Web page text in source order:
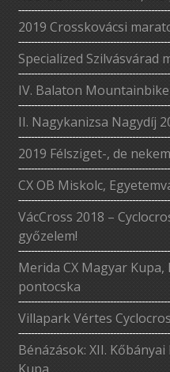
2019 Crosskovácsi
Specialized Szilvásvárad
IV. Balaton
II. Nagykanizsa Nagydíj
2019 Félsziget-, de
CX OB Miskolc,
VácCross 2018 –
győzelem!
Merida CX Magyar
pontocska
Villapark Vértes
Bénázások: XII.